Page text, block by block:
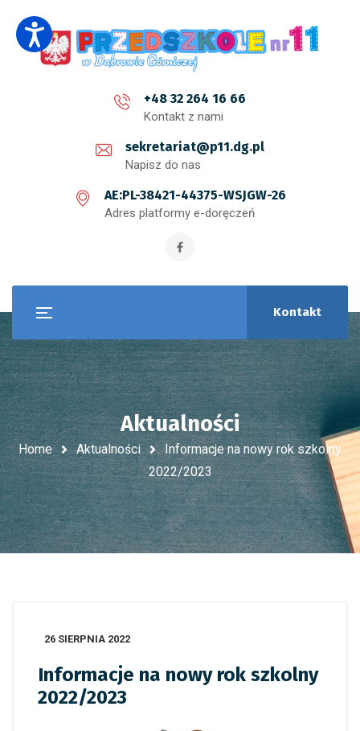
+48 32 264 16 66
Kontakt z nami
sekretariat@p11.dg.pl
Napisz do nas
AE:PL-38421-44375-WSJGW-26
Adres platformy e-doręczeń
Kontakt
Aktualności
Home Aktualności
Informacje na nowy rok szkolny
2022/2023
26 SIERPNIA 2022
Informacje na nowy rok szkolny
2022/2023